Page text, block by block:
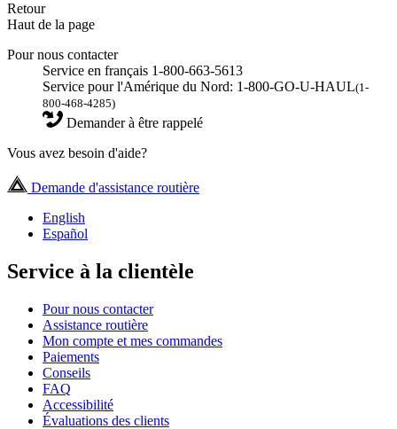
Retour
Haut de la page
Pour nous contacter
Service en français 1-800-663-5613
Service pour l'Amérique du Nord: 1-800-GO-U-HAUL(1-
800-468-4285)
Demander à être rappelé
Vous avez besoin d'aide?
Demande d'assistance routière
English
Español
Service à la clientèle
Pour nous contacter
Assistance routière
Mon compte et mes commandes
Paiements
Conseils
FAQ
Accessibilité
Évaluations des clients